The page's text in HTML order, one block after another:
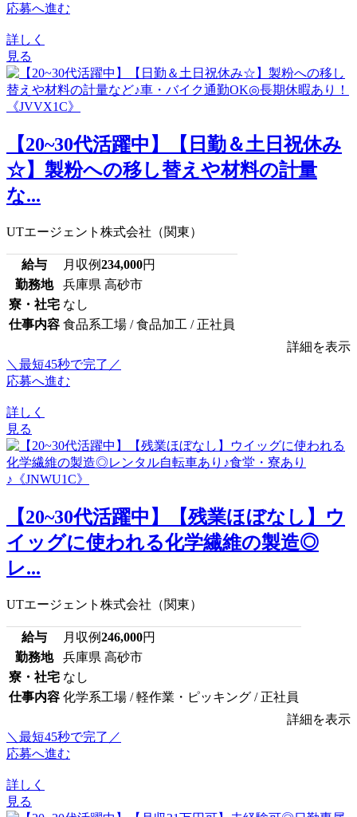
応募へ進む
詳しく
見る
【20~30代活躍中】【日勤＆土日祝休み
☆】製粉への移し替えや材料の計量
な...
UTエージェント株式会社（関東）
給与 月収例234,000円
勤務地
兵庫県 高砂市
寮・社宅 なし
仕事内容 食品系工場 / 食品加工 / 正社員
詳細を表示
＼最短45秒で完了／
応募へ進む
詳しく
見る
【20~30代活躍中】【残業ほぼなし】ウ
イッグに使われる化学繊維の製造◎
レ...
UTエージェント株式会社（関東）
給与 月収例246,000円
勤務地
兵庫県 高砂市
寮・社宅 なし
仕事内容 化学系工場 / 軽作業・ピッキング / 正社員
詳細を表示
＼最短45秒で完了／
応募へ進む
詳しく
見る